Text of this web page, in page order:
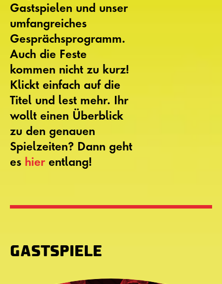
Gastspielen und unser
umfangreiches
Gesprächsprogramm.
Auch die Feste
kommen nicht zu kurz!
Klickt einfach auf die
Titel und lest mehr. Ihr
wollt einen Überblick
zu den genauen
Spielzeiten? Dann geht
es hier entlang!
GASTSPIELE